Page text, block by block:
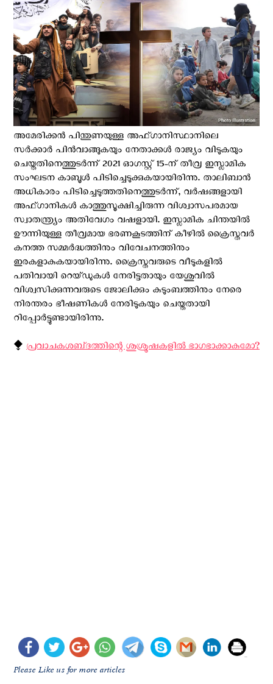
അമേരിക്കന്‍ പിന്തുണയുള്ള അഫ്ഗാനിസ്ഥാനിലെ
സർക്കാർ പിന്‍വാങ്ങുകയും നേതാക്കൾ രാജ്യം വിടുകയും
ചെയ്തതിനെത്തുടർന്ന് 2021 ഓഗസ്റ്റ് 15-ന് തീവ്ര ഇസ്ലാമിക
സംഘടന കാബൂൾ പിടിച്ചെടുക്കുകയായിരിന്നു. താലിബാൻ
അധികാരം പിടിച്ചെടുത്തതിനെത്തുടർന്ന്, വർഷങ്ങളായി
അഫ്ഗാനികൾ കാത്തുസൂക്ഷിച്ചിരുന്ന വിശ്വാസപരമായ
സ്വാതന്ത്ര്യം അതിവേഗം വഷളായി. ഇസ്ലാമിക ചിന്തയില്‍
ഊന്നിയുള്ള തീവ്രമായ ഭരണകൂടത്തിന് കീഴില്‍ ക്രൈസ്തവര്‍
കനത്ത സമ്മർദ്ധത്തിനും വിവേചനത്തിനും
ഇരകളാകുകയായിരിന്നു. ക്രൈസ്തവരുടെ വീടുകളിൽ
പതിവായി റെയ്ഡുകൾ നേരിട്ടതായും യേശുവില്‍
വിശ്വസിക്കുന്നവരുടെ ജോലിക്കും കുടുംബത്തിനും നേരെ
നിരന്തരം ഭീഷണികൾ നേരിടുകയും ചെയ്തതായി
റിപ്പോര്‍ട്ടുണ്ടായിരിന്നു.
⧪ പ്രവാചകശബ്‌ദത്തിന്റെ ശുശ്രൂഷകളില്‍ ഭാഗഭാക്കാകുമോ?
Please Like us for more articles